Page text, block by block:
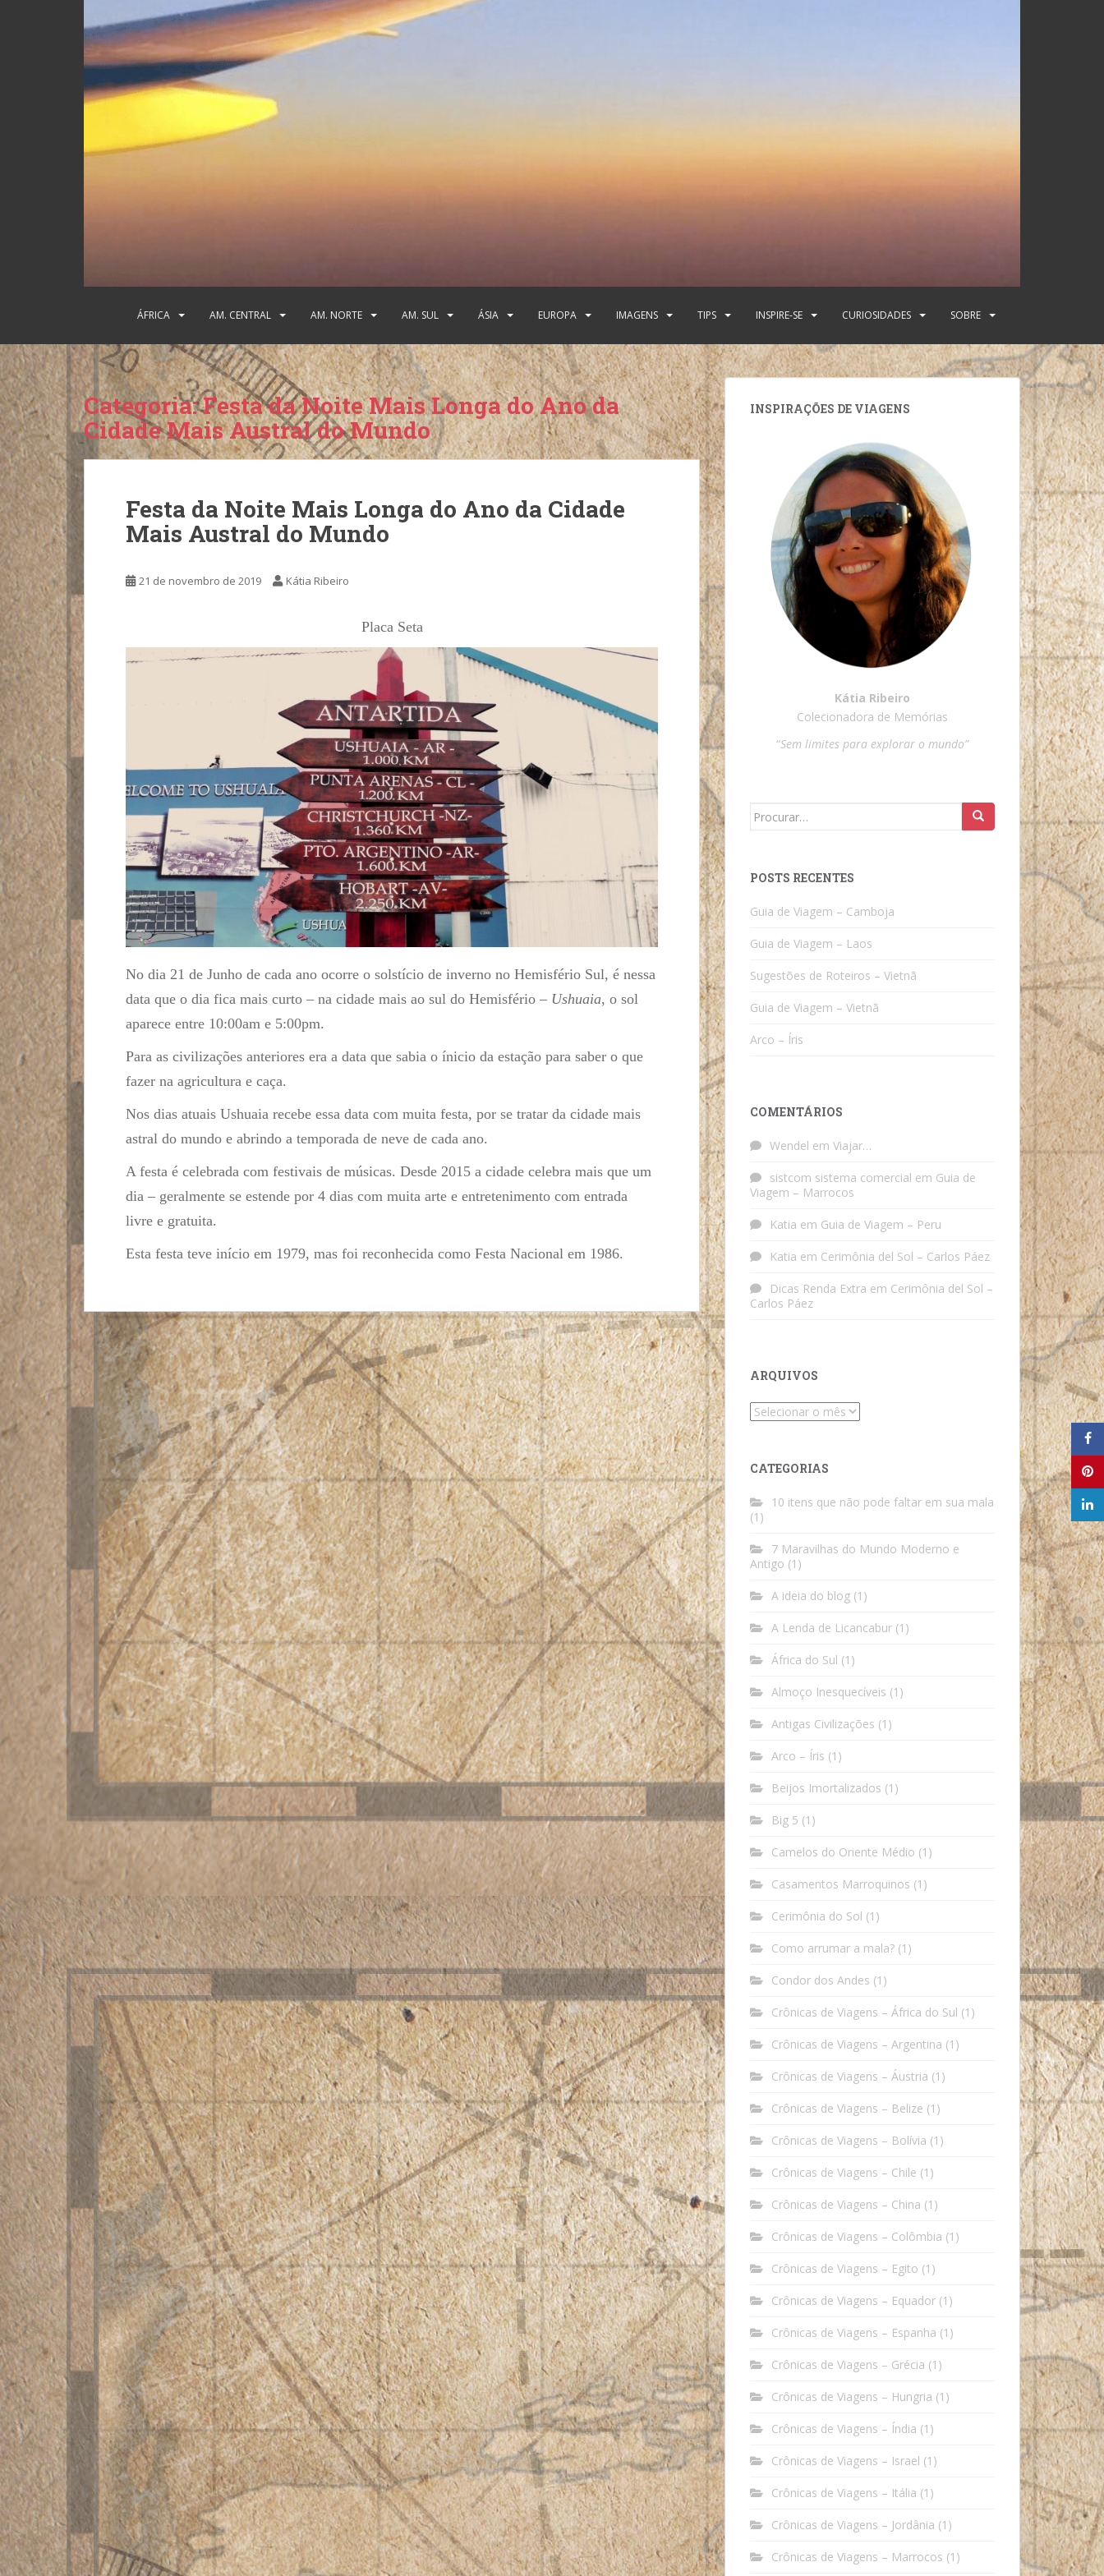
ÁFRICA AM. CENTRAL AM. NORTE AM. SUL ÁSIA EUROPA IMAGENS TIPS INSPIRE-SE CURIOSIDADES SOBRE
Categoria:Festa da Noite Mais Longa do Ano da
Cidade Mais Austral do Mundo
Festa da Noite Mais Longa do Ano da Cidade
Mais Austral do Mundo
21 de novembro de 2019 Kátia Ribeiro
Placa Seta
No dia 21 de Junho de cada ano ocorre o solstício de inverno no Hemisfério Sul, é nessa
data que o dia fica mais curto – na cidade mais ao sul do Hemisfério – Ushuaia, o sol
aparece entre 10:00am e 5:00pm.
Para as civilizações anteriores era a data que sabia o ínicio da estação para saber o que
fazer na agricultura e caça.
Nos dias atuais Ushuaia recebe essa data com muita festa, por se tratar da cidade mais
astral do mundo e abrindo a temporada de neve de cada ano.
A festa é celebrada com festivais de músicas. Desde 2015 a cidade celebra mais que um
dia – geralmente se estende por 4 dias com muita arte e entretenimento com entrada
livre e gratuita.
Esta festa teve início em 1979, mas foi reconhecida como Festa Nacional em 1986.
INSPIRAÇÕES DE VIAGENS
Kátia Ribeiro
Colecionadora de Memórias
“Sem limites para explorar o mundo”
Search
POSTS RECENTES
Guia de Viagem – Camboja
Guia de Viagem – Laos
Sugestões de Roteiros – Vietnã
Guia de Viagem – Vietnã
Arco – Íris
COMENTÁRIOS
Wendel em Viajar…
sistcom sistema comercial em Guia de
Viagem – Marrocos
Katia em Guia de Viagem – Peru
Katia em Cerimônia del Sol – Carlos Páez
Dicas Renda Extra em Cerimônia del Sol –
Carlos Páez
ARQUIVOS
Arquivos
CATEGORIAS
10 itens que não pode faltar em sua mala
(1)
7 Maravilhas do Mundo Moderno e
Antigo (1)
A ideia do blog (1)
A Lenda de Licancabur (1)
África do Sul (1)
Almoço Inesquecíveis (1)
Antigas Civilizações (1)
Arco – Íris (1)
Beijos Imortalizados (1)
Big 5 (1)
Camelos do Oriente Médio (1)
Casamentos Marroquinos (1)
Cerimônia do Sol (1)
Como arrumar a mala? (1)
Condor dos Andes (1)
Crônicas de Viagens – África do Sul (1)
Crônicas de Viagens – Argentina (1)
Crônicas de Viagens – Áustria (1)
Crônicas de Viagens – Belize (1)
Crônicas de Viagens – Bolívia (1)
Crônicas de Viagens – Chile (1)
Crônicas de Viagens – China (1)
Crônicas de Viagens – Colômbia (1)
Crônicas de Viagens – Egito (1)
Crônicas de Viagens – Equador (1)
Crônicas de Viagens – Espanha (1)
Crônicas de Viagens – Grécia (1)
Crônicas de Viagens – Hungria (1)
Crônicas de Viagens – Índia (1)
Crônicas de Viagens – Israel (1)
Crônicas de Viagens – Itália (1)
Crônicas de Viagens – Jordânia (1)
Crônicas de Viagens – Marrocos (1)